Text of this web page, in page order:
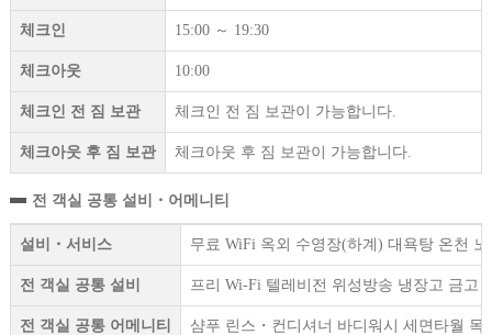
체크인 15:00 ～ 19:30
체크아웃 10:00
체크인 전 짐 보관 체크인 전 짐 보관이 가능합니다.
체크아웃 후 짐 보관 체크아웃 후 짐 보관이 가능합니다.
전 객실 공통 설비・어메니티
설비・서비스 무료 WiFi 옥외 수영장(하계) 대욕탕 온천
전 객실 공통 설비 프리 Wi-Fi 텔레비전 위성방송 냉장고 금고
전 객실 공통 어메니티 샴푸 린스・컨디셔너 바디워시 세면타월